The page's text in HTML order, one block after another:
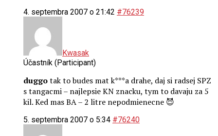
4. septembra 2007 o 21:42 #76239
Kwasak
Účastník (Participant)
duggotak to budes mat k***a drahe, daj si radsej SPZ
s tangacmi – najlepsie KN znacku, tym to davaju za 5
kil. Ked mas BA – 2 litre nepodmienecne 😈
5. septembra 2007 o 5:34 #76240